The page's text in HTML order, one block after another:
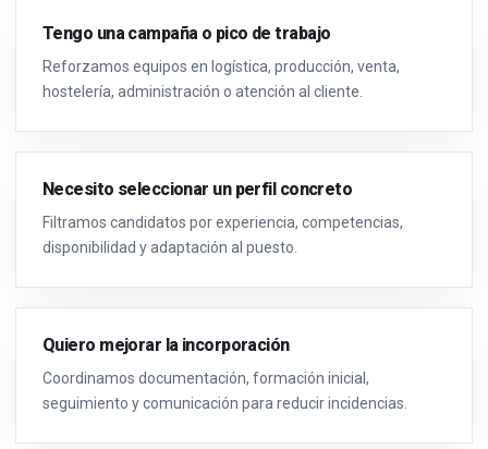
Tengo una campaña o pico de trabajo
Reforzamos equipos en logística, producción, venta,
hostelería, administración o atención al cliente.
Necesito seleccionar un perfil concreto
Filtramos candidatos por experiencia, competencias,
disponibilidad y adaptación al puesto.
Quiero mejorar la incorporación
Coordinamos documentación, formación inicial,
seguimiento y comunicación para reducir incidencias.